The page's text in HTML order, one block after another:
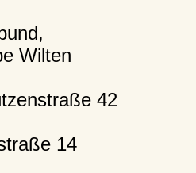
Wilten
42
14